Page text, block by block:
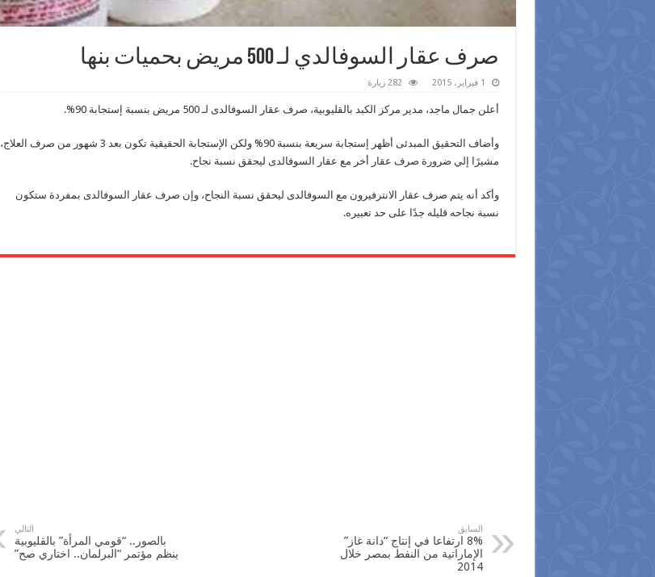
صرف عقار السوفالدي لـ 500 مريض بحميات بنها
1 فبراير، 2015 282 زيارة
أعلن جمال ماجد، مدير مركز الكبد بالقليوبية، صرف عقار السوفالدى لـ 500 مريض بنسبة إستجابة 90%.
وأضاف التحقيق المبدئى أظهر إستجابة سريعة بنسبة 90% ولكن الإستجابة الحقيقية تكون بعد 3 شهور من صرف العلاج،
مشيرًا إلي ضرورة صرف عقار أخر مع عقار السوفالدى ليحقق نسبة نجاح.
وأكد أنه يتم صرف عقار الانترفيرون مع السوفالدى ليحقق نسبة النجاح، وإن صرف عقار السوفالدى بمفردة ستكون
نسبة نجاحه قليله جدًا على حد تعبيره.
السابق
8% ارتفاعا في إنتاج “دانة غاز”
الإماراتية من النفط بمصر‬ خلال
2014
التالي
بالصور.. “قومي المرأة” بالقليوبية
ينظم مؤتمر “البرلمان.. اختاري صح”